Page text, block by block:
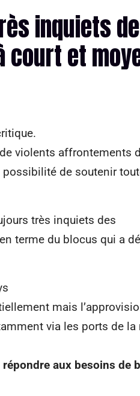
inquiets
et
violents affrontements
possibilité de soutenir
très inquiets des
terme du blocus qui a
mais
via les ports de la
aux besoins de